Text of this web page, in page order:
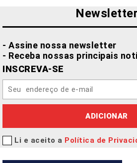
Newsletter
- Assine nossa newsletter
- Receba nossas principais
INSCREVA-SE
ADICIONAR
Li e aceito a Política de